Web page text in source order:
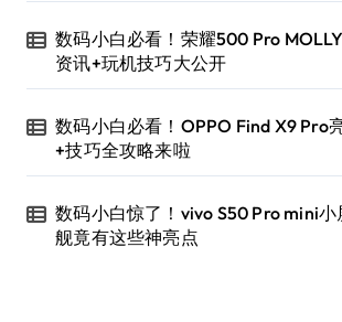
数码小白必看！荣耀500 Pro
资讯+玩机技巧大公开
数码小白必看！OPPO Find X9 Pro
+技巧全攻略来啦
数码小白惊了！vivo S50 Pro mini小
舰竟有这些神亮点